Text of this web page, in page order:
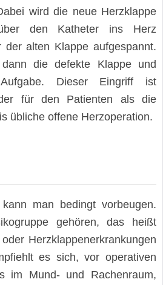
wird die neue Herzklappe
über den Katheter ins Herz
der alten Klappe aufgespannt.
die defekte Klappe und
Dieser Eingriff ist
für den Patienten als die
übliche offene Herzoperation.
man bedingt vorbeugen.
gehören, das heißt
Herzklappenerkrankungen
es sich, vor operativen
im Mund- und Rachenraum,